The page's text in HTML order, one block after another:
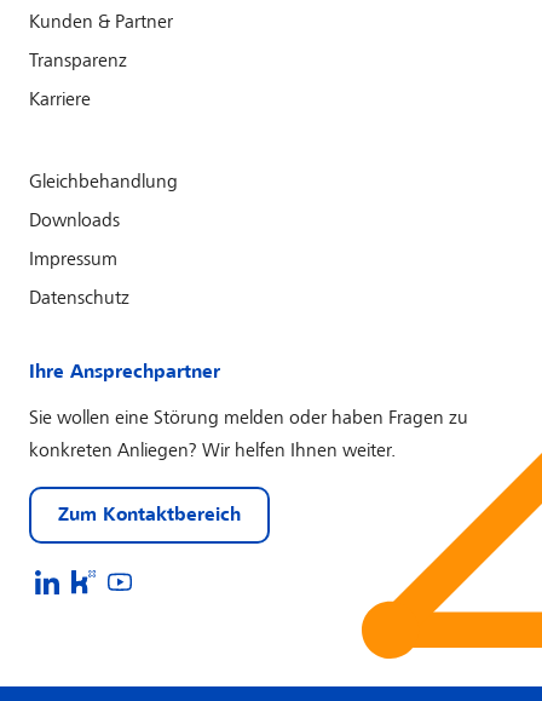
Kunden & Partner
Transparenz
Karriere
Gleichbehandlung
Downloads
Impressum
Datenschutz
Ihre Ansprechpartner
Sie wollen eine Störung melden oder haben Fragen zu
konkreten Anliegen? Wir helfen Ihnen weiter.
Zum Kontaktbereich